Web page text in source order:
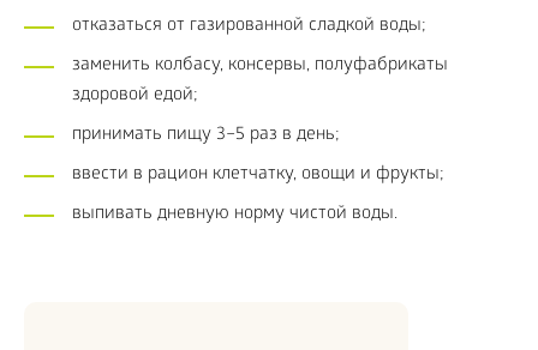
отказаться от газированной сладкой воды;
заменить колбасу, консервы, полуфабрикаты
здоровой едой;
принимать пищу 3–5 раз в день;
ввести в рацион клетчатку, овощи и фрукты;
выпивать дневную норму чистой воды.